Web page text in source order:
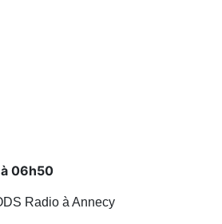
06h50
Radio à Annecy